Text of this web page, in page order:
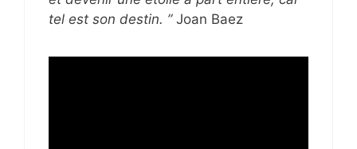
tel est son destin. ”Joan Baez